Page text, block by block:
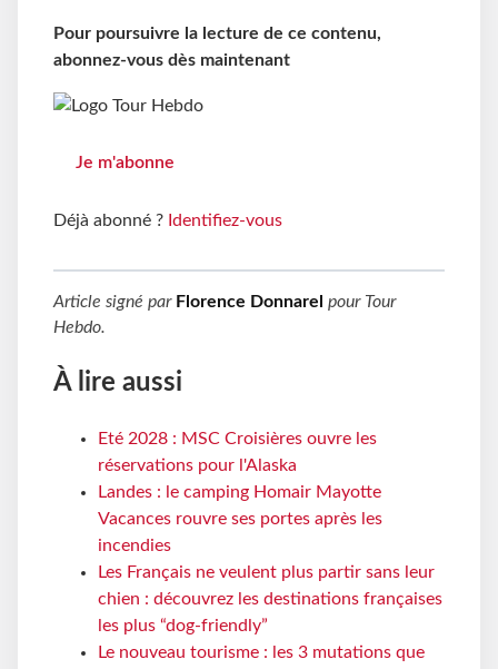
Pour poursuivre la lecture de ce contenu,
abonnez-vous dès maintenant
Je m'abonne
Déjà abonné ? Identifiez-vous
Article signé par Florence Donnarel pour Tour
Hebdo.
À lire aussi
Eté 2028 : MSC Croisières ouvre les
réservations pour l'Alaska
Landes : le camping Homair Mayotte
Vacances rouvre ses portes après les
incendies
Les Français ne veulent plus partir sans leur
chien : découvrez les destinations françaises
les plus “dog-friendly”
Le nouveau tourisme : les 3 mutations que